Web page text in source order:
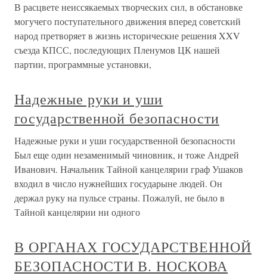
В расцвете неиссякаемых творческих сил, в обстановке
могучего поступательного движения вперед советский
народ претворяет в жизнь исторические решения XXV
съезда КПСС, последующих Пленумов ЦК нашей
партии, программные установки,
Надежные руки и уши
государственной безопасности
Надежные руки и уши государственной безопасности
Был еще один незаменимый чиновник, и тоже Андрей
Иванович. Начальник Тайной канцелярии граф Ушаков
входил в число нужнейших государыне людей. Он
держал руку на пульсе страны. Пожалуй, не было в
Тайной канцелярии ни одного
В ОРГАНАХ ГОСУДАРСТВЕННОЙ
БЕЗОПАСНОСТИ В. НОСКОВА